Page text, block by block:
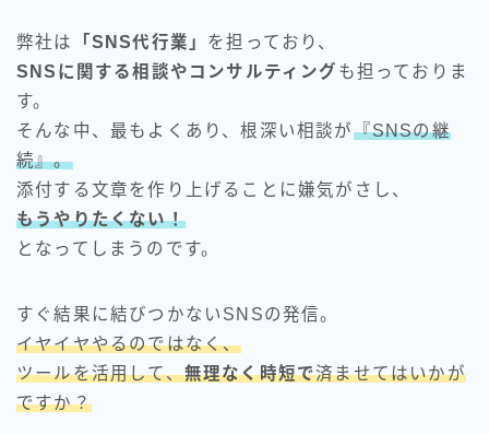
弊社は 「SNS代行業」 を担っており、
SNSに関する相談やコンサルティング も担っておりま
す。
そんな中、最もよくあり、根深い相談が『SNSの継
続』。
添付する文章を作り上げることに嫌気がさし、
もうやりたくない！
となってしまうのです。
すぐ結果に結びつかないSNSの発信。
イヤイヤやるのではなく、
ツールを活用して、無理なく時短で済ませてはいかが
ですか？